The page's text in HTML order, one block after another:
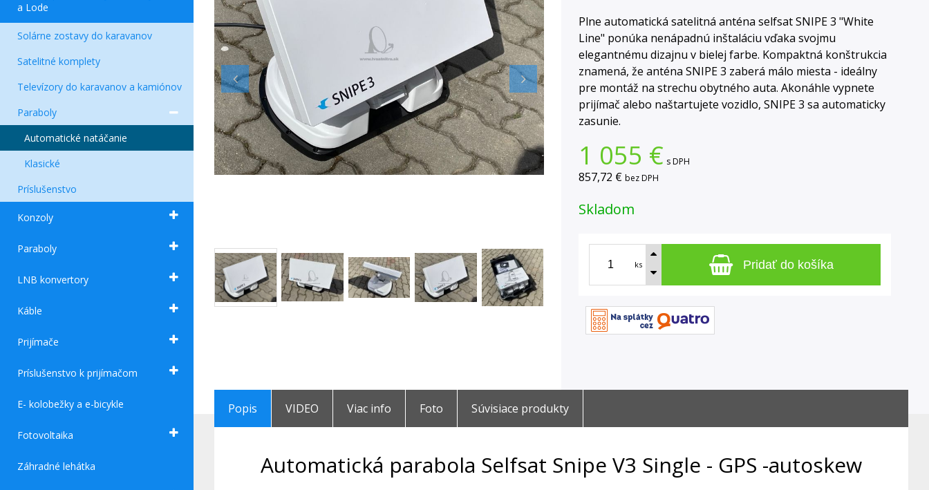
a Lode
Solárne zostavy do karavanov
Satelitné komplety
Televízory do karavanov a kamiónov
Paraboly
Automatické natáčanie
Klasické
Príslušenstvo
Konzoly
Paraboly
LNB konvertory
Káble
Prijímače
Príslušenstvo k prijímačom
E- kolobežky a e-bicykle
Fotovoltaika
Záhradné lehátka
Plne automatická satelitná anténa selfsat SNIPE 3 "White
Line" ponúka nenápadnú inštaláciu vďaka svojmu
elegantnému dizajnu v bielej farbe. Kompaktná konštrukcia
znamená, že anténa SNIPE 3 zaberá málo miesta - ideálny
pre montáž na strechu obytného auta. Akonáhle vypnete
prijímač alebo naštartujete vozidlo, SNIPE 3 sa automaticky
zasunie.
1 055 € s DPH
857,72 € bez DPH
Skladom
ks Pridať do košíka
Popis VIDEO Viac info Foto Súvisiace produkty
Automatická parabola Selfsat Snipe V3 Single - GPS -autoskew